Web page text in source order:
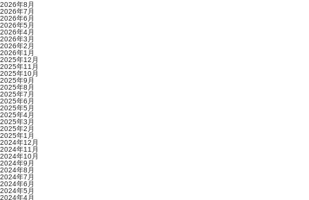
2026年8月
2026年7月
2026年6月
2026年5月
2026年4月
2026年3月
2026年2月
2026年1月
2025年12月
2025年11月
2025年10月
2025年9月
2025年8月
2025年7月
2025年6月
2025年5月
2025年4月
2025年3月
2025年2月
2025年1月
2024年12月
2024年11月
2024年10月
2024年9月
2024年8月
2024年7月
2024年6月
2024年5月
2024年4月